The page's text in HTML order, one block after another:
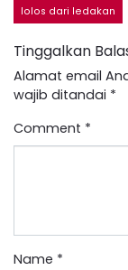
lolos dari ledakan
Tinggalkan
Alamat email
wajib ditandai *
Comment *
Name *